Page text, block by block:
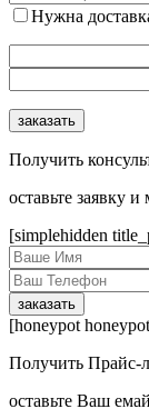
Нужна
Получить
оcтавьте заявку
[simplehidden
[honeypot
Получить Прайс-
оcтавьте Ваш